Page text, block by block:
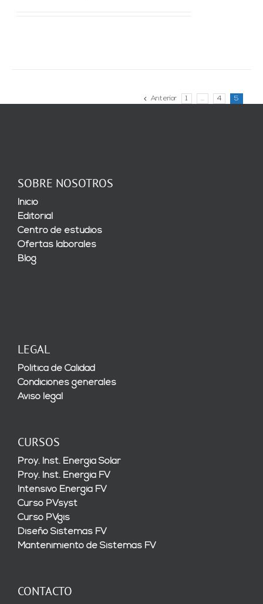
Anterior 1 … 4 5
SOBRE NOSOTROS
Inicio
Editorial
Centro de estudios
Ofertas laborales
Blog
LEGAL
Política de Calidad
Condiciones generales
Aviso legal
CURSOS
Proy. Inst. Energía Solar
Proy. Inst. Energía FV
Intensivo Energía FV
Curso PVsyst
Curso PVgis
Diseño Sistemas FV
Mantenimiento de Sistemas FV
CONTACTO